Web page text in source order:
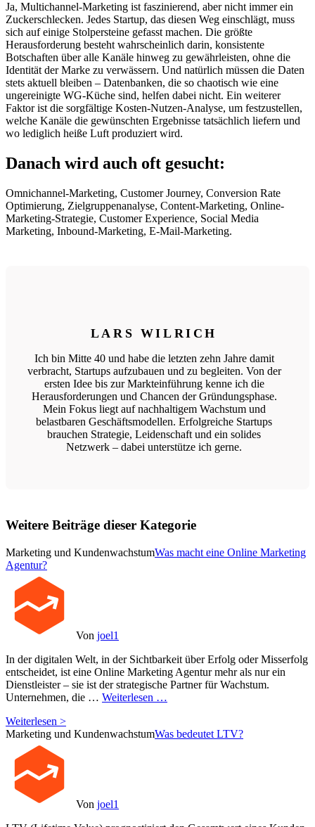
Ja, Multichannel-Marketing ist faszinierend, aber nicht immer ein
Zuckerschlecken. Jedes Startup, das diesen Weg einschlägt, muss
sich auf einige Stolpersteine gefasst machen. Die größte
Herausforderung besteht wahrscheinlich darin, konsistente
Botschaften über alle Kanäle hinweg zu gewährleisten, ohne die
Identität der Marke zu verwässern. Und natürlich müssen die Daten
stets aktuell bleiben – Datenbanken, die so chaotisch wie eine
ungereinigte WG-Küche sind, helfen dabei nicht. Ein weiterer
Faktor ist die sorgfältige Kosten-Nutzen-Analyse, um festzustellen,
welche Kanäle die gewünschten Ergebnisse tatsächlich liefern und
wo lediglich heiße Luft produziert wird.
Danach wird auch oft gesucht:
Omnichannel-Marketing, Customer Journey, Conversion Rate
Optimierung, Zielgruppenanalyse, Content-Marketing, Online-
Marketing-Strategie, Customer Experience, Social Media
Marketing, Inbound-Marketing, E-Mail-Marketing.
LARS WILRICH
Ich bin Mitte 40 und habe die letzten zehn Jahre damit
verbracht, Startups aufzubauen und zu begleiten. Von der
ersten Idee bis zur Markteinführung kenne ich die
Herausforderungen und Chancen der Gründungsphase.
Mein Fokus liegt auf nachhaltigem Wachstum und
belastbaren Geschäftsmodellen. Erfolgreiche Startups
brauchen Strategie, Leidenschaft und ein solides
Netzwerk – dabei unterstütze ich gerne.
Weitere Beiträge dieser Kategorie
Marketing und KundenwachstumWas macht eine Online Marketing
Agentur?
Von joel1
In der digitalen Welt, in der Sichtbarkeit über Erfolg oder Misserfolg
entscheidet, ist eine Online Marketing Agentur mehr als nur ein
Dienstleister – sie ist der strategische Partner für Wachstum.
Unternehmen, die … Weiterlesen …
Weiterlesen >
Marketing und KundenwachstumWas bedeutet LTV?
Von joel1